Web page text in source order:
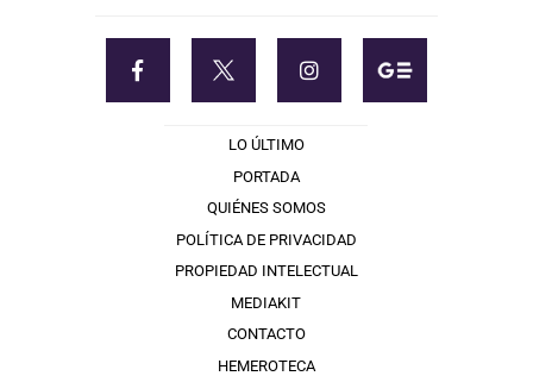
LO ÚLTIMO
PORTADA
QUIÉNES SOMOS
POLÍTICA DE PRIVACIDAD
PROPIEDAD INTELECTUAL
MEDIAKIT
CONTACTO
HEMEROTECA